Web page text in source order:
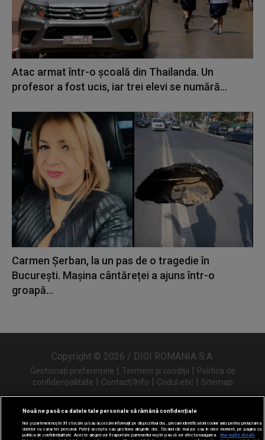
Atac armat într-o școală din Thailanda. Un
profesor a fost ucis, iar trei elevi se numără...
Carmen Șerban, la un pas de o tragedie în
București. Mașina cântăreței a ajuns într-o
groapă...
Copyright © 2026 / DIGI ROMANIA S.A.
Gestionați preferințele | Termeni și condiții | Politica de
confidențialitate | Contact/Info | Codul etic | Sitemap
Urmărește-ne și pe
Nouă ne pasă ca datele tale personale să rămână confidențiale
Noi și partenerii noștri31 stocăm și/sau accesăm informații pe dispozitivul dvs., precum identificatorii cookie unici pentru prelucrarea
datelor cu caracter personal. Puteți accepta sau gestiona alegerile dvs. făcând clic mai jos sau în orice moment, pe pagina cu
politica de confidențialitate. Aceste alegeri vor fi raportate partenerilor noștri și nu vă vor afecta navigarea.
Mai multe detalii